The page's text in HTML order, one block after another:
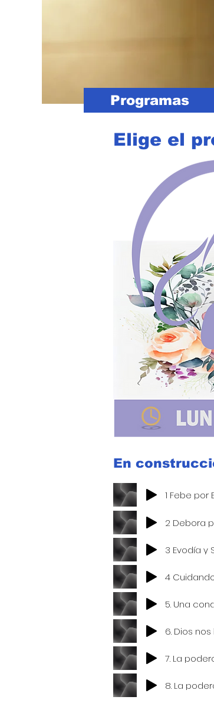
Programas
Elige el
En
1 Febe por
2 Debora
3 Evodía y
4
5. Una
6. Dios
7. La
8. La